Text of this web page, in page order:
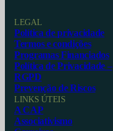
LEGAL
Política de privacidade
Termos e condições
Programas Financiados
Política de Privacidade –
RGPD
Prevenção de Riscos
LINKS ÚTEIS
A CAP
Associativismo